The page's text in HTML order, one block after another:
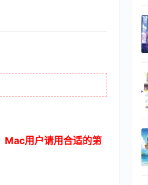
Mac用户请用合适的第